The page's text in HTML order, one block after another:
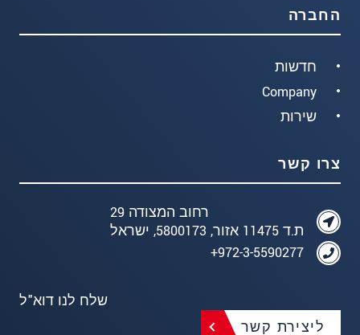
החברה
חדשות
Company
שירות
צרו קשר
רחוב המצודה 29
ת.ד 11475 אזור, 5800173, ישראל
972-3-5590277+
שלח לנו דוא"ל
ליצירת קשר